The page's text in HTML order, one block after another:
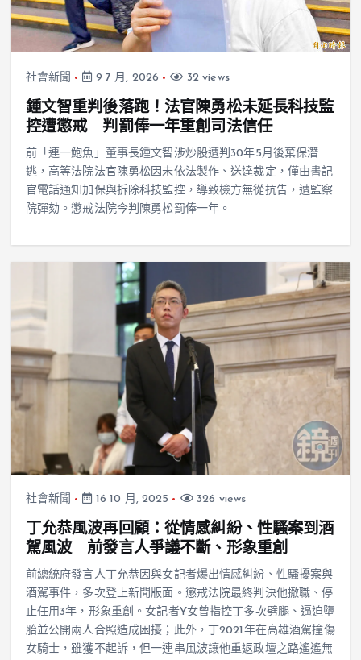
社會新聞 9 7 月, 2026 32 views
鍾文智重判後落跑！法官陳勇松未延長科技監
控遭懲戒 判罰俸一年重創司法信任
前「連一鮑魚」董事長鍾文智涉炒股遭判30年5月後棄保潛
逃，高等法院法官陳勇松因未依法製作、送達裁定，僅由書記
官電話通知加保與拆除科技監控，導致檢方無從抗告，遭監察
院彈劾。懲戒法院今判陳勇松罰俸一年。
社會新聞 16 10 月, 2025 326 views
丁允恭風波再回顧：從情感糾紛、性騷案到酒
駕風波 前發言人爭議不斷、形象重創
前總統府發言人丁允恭因與女記者爆出情感糾紛、性騷擾案與
酒駕事件，多次登上新聞版面。懲戒法院最終判決他撤職、停
止任用3年，形象重創。女記者Y女曾指控丁多次劈腿、逼迫墮
胎並公開兩人合照造成困擾；此外，丁2021年在高雄酒駕撞傷
女騎士，雖獲不起訴，但一連串風波讓他重返政壇之路遙遙無